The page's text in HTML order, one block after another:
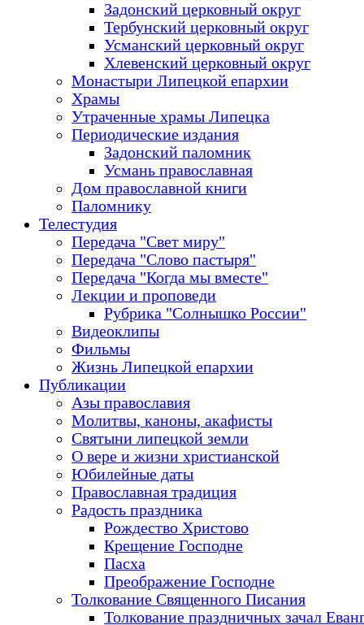
Задонский церковный округ
Тербунский церковный округ
Усманский церковный округ
Хлевенский церковный округ
Монастыри Липецкой епархии
Храмы
Утраченные храмы Липецка
Периодические издания
Задонский паломник
Усмань православная
Дом православной книги
Паломнику
Телестудия
Передача "Свет миру"
Передача "Слово пастыря"
Передача "Когда мы вместе"
Лекции и проповеди
Рубрика "Солнышко России"
Видеоклипы
Фильмы
Жизнь Липецкой епархии
Публикации
Азы православия
Молитвы, каноны, акафисты
Святыни липецкой земли
О вере и жизни христианской
Юбилейные даты
Православная традиция
Радость праздника
Рождество Христово
Крещение Господне
Пасха
Преображение Господне
Толкование Священного Писания
Толкование праздничных зачал